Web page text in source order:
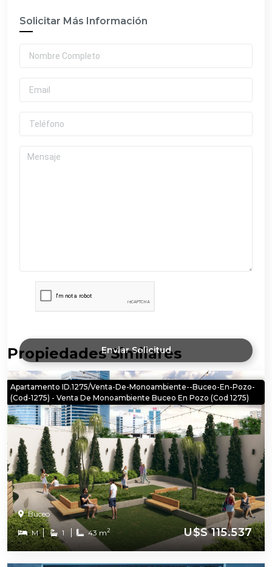
Solicitar Más Información
Enviar Solicitud
Propiedades Similares
Apartamento ID.1275/Venta-De-Monoambiente--Buceo-En-Pozo-
(cod-1275) - Venta De Monoambiente Buceo En Pozo (cod 1275)
Buceo
M 1 43 m2 U$S 115.537